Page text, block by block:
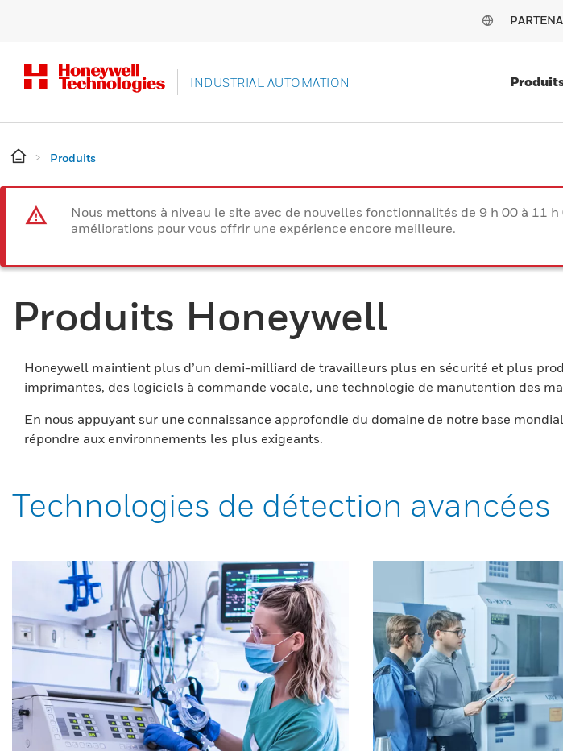
INDUSTRIAL AUTOMATION
Produits
Nous mettons à niveau le site avec de nouvelles fonctionnalités de 9 h 00 à 11
améliorations pour vous offrir une expérience encore meilleure.
Produits Honeywell
Honeywell maintient plus d’un demi-milliard de travailleurs plus en sécurité et plus
imprimantes, des logiciels à commande vocale, une technologie de manutention des
En nous appuyant sur une connaissance approfondie du domaine de notre base
répondre aux environnements les plus exigeants.
Technologies de détection avancées